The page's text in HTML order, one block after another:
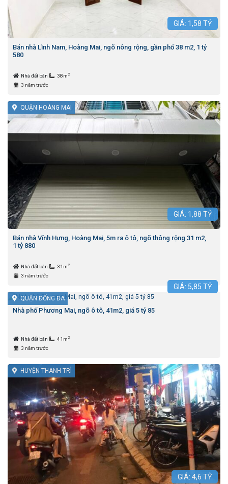
GIÁ: 1,58 TỶ
Bán nhà Lĩnh Nam, Hoàng Mai, ngõ nông rộng, gần phố 38 m2, 1 tỷ
580
Nhà đất bán 38m 2
3 năm trước
QUẬN HOÀNG MAI
GIÁ: 1,88 TỶ
Bán nhà Vĩnh Hưng, Hoàng Mai, 5m ra ô tô, ngõ thông rộng 31 m2,
1 tỷ 880
Nhà đất bán 31m 2
3 năm trước
QUẬN ĐỐNG ĐA
GIÁ: 5,85 TỶ
Nhà phố Phương Mai, ngõ ô tô, 41m2, giá 5 tỷ 85
Nhà đất bán 41m 2
3 năm trước
HUYỆN THANH TRÌ
GIÁ: 4,6 TỶ